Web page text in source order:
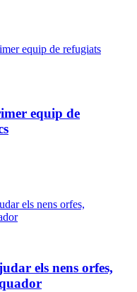
equip de
els nens orfes,